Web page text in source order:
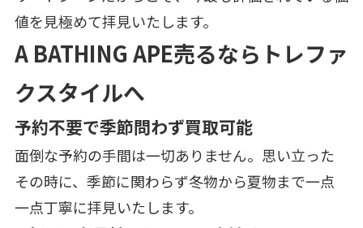
値を見極めて拝見いたします。
A BATHING APE売るならトレファ
クスタイルへ
予約不要で季節問わず買取可能
面倒な予約の手間は一切ありません。思い立った
その時に、季節に関わらず冬物から夏物まで一点
一点丁寧に拝見いたします。